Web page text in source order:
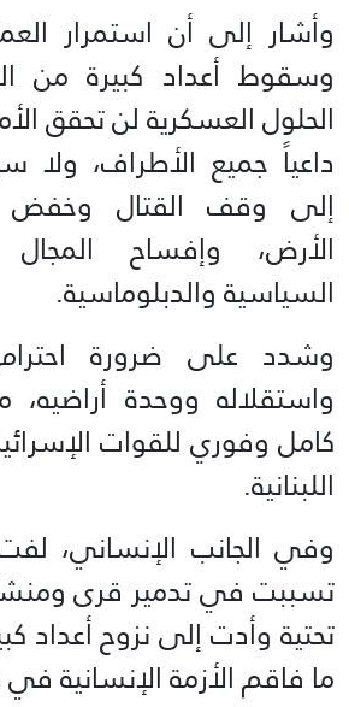
وأشار إلى أن استمرار
وسقوط أعداد كبيرة من
الحلول العسكرية لن تحقق
داعياً جميع الأطراف، ولا
إلى وقف القتال وخفض
الأرض، وإفساح
السياسية والدبلوماسية.
وشدد على ضرورة
واستقلاله ووحدة أراضيه،
كامل وفوري للقوات
اللبنانية.
وفي الجانب الإنساني،
تسببت في تدمير قرى
تحتية وأدت إلى نزوح أعداد
ما فاقم الأزمة الإنسانية